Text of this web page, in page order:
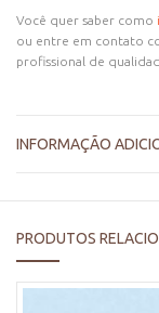
Você quer saber como
ou entre em contato
profissional de
INFORMAÇÃO
PRODUTOS